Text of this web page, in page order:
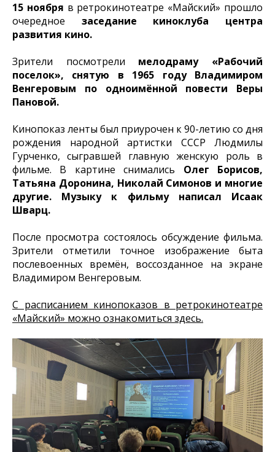
15 ноября в ретрокинотеатре «Майский» прошло
очередное заседание киноклуба центра
развития кино.
Зрители посмотрели мелодраму «Рабочий
поселок», снятую в 1965 году Владимиром
Венгеровым по одноимённой повести Веры
Пановой.
Кинопоказ ленты был приурочен к 90-летию со дня
рождения народной артистки СССР Людмилы
Гурченко, сыгравшей главную женскую роль в
фильме. В картине снимались Олег Борисов,
Татьяна Доронина, Николай Симонов и многие
другие. Музыку к фильму написал Исаак
Шварц.
После просмотра состоялось обсуждение фильма.
Зрители отметили точное изображение быта
послевоенных времён, воссозданное на экране
Владимиром Венгеровым.
С расписанием кинопоказов в ретрокинотеатре
«Майский» можно ознакомиться здесь.